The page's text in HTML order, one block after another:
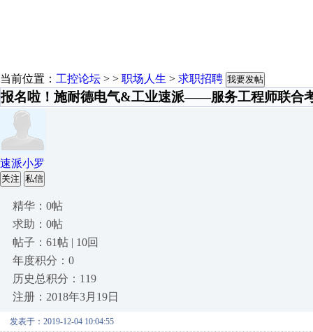
当前位置： 工控论坛 > > 职场人生 > 求职招聘 我要发帖
报名啦！施耐德电气&工业速派——服务工程师联合
速派小罗
关注 私信
精华：0帖
求助：0帖
帖子：61帖 | 10回
年度积分：0
历史总积分：119
注册：2018年3月19日
发表于：2019-12-04 10:04:55